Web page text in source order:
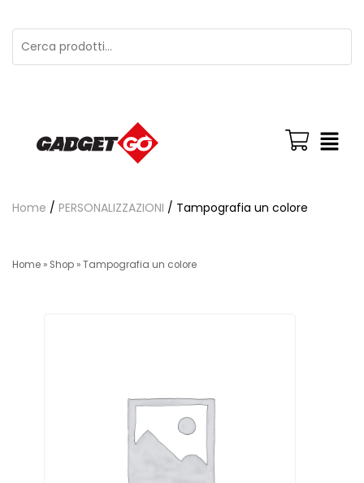
Home / PERSONALIZZAZIONI / Tampografia un colore
Home » Shop »Tampografia un colore